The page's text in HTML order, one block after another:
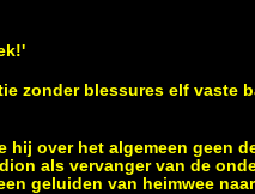
zonder blessures elf vaste
hij over het algemeen geen
als vervanger van de
geluiden van heimwee